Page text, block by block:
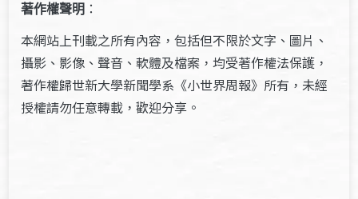
著作權聲明 ：
本網站上刊載之所有內容，包括但不限於文字、圖片、
攝影、影像、聲音、軟體及檔案，均受著作權法保護，
著作權歸世新大學新聞學系《小世界周報》所有，未經
授權請勿任意轉載，歡迎分享。